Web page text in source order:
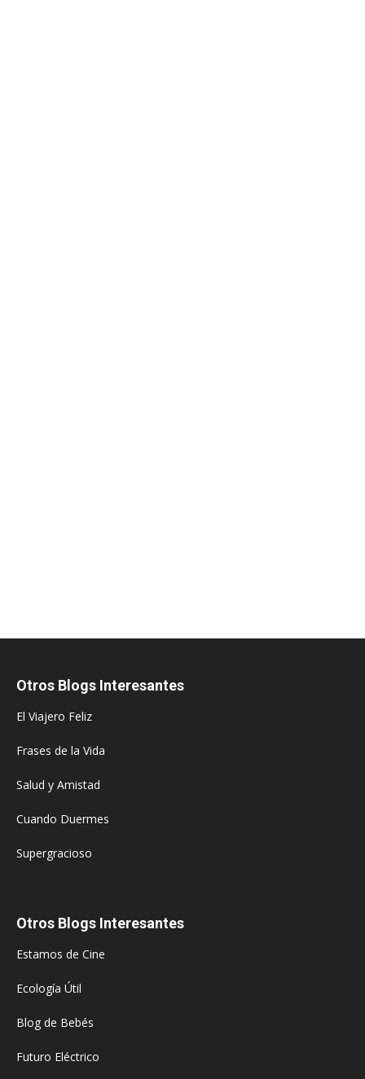
Otros Blogs Interesantes
El Viajero Feliz
Frases de la Vida
Salud y Amistad
Cuando Duermes
Supergracioso
Otros Blogs Interesantes
Estamos de Cine
Ecología Útil
Blog de Bebés
Futuro Eléctrico